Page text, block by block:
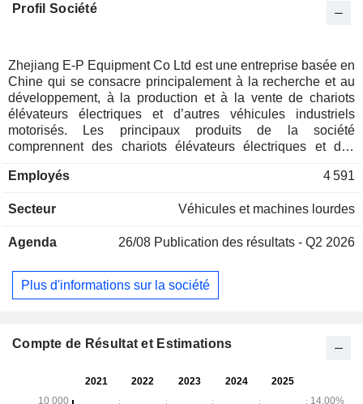
Profil Société
Zhejiang E-P Equipment Co Ltd est une entreprise basée en
Chine qui se consacre principalement à la recherche et au
développement, à la production et à la vente de chariots
élévateurs électriques et d’autres véhicules industriels
motorisés. Les principaux produits de la société
comprennent des chariots élévateurs électriques et des
élévateurs électriques comprennent des chariots élévateurs
chariots élévateurs électriques de stockage avec conducteur
conducteur à pied. Le chariot élévateur à moteur thermique
contrepoids à moteur thermique. Les produits de la société
sont largement utilisés dans divers domaines tels que la
automobile, le commerce de gros et de détail, ainsi que la
Employés 4 591
Secteur Véhicules et machines lourdes
Agenda 26/08 Publication des résultats - Q2 2026
Plus d'informations sur la société
Compte de Résultat et Estimations